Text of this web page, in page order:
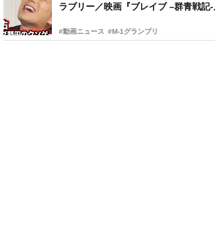
ラブリー／映画『ブレイブ –群青戦記-
#動画ニュース #M-1グランプリ